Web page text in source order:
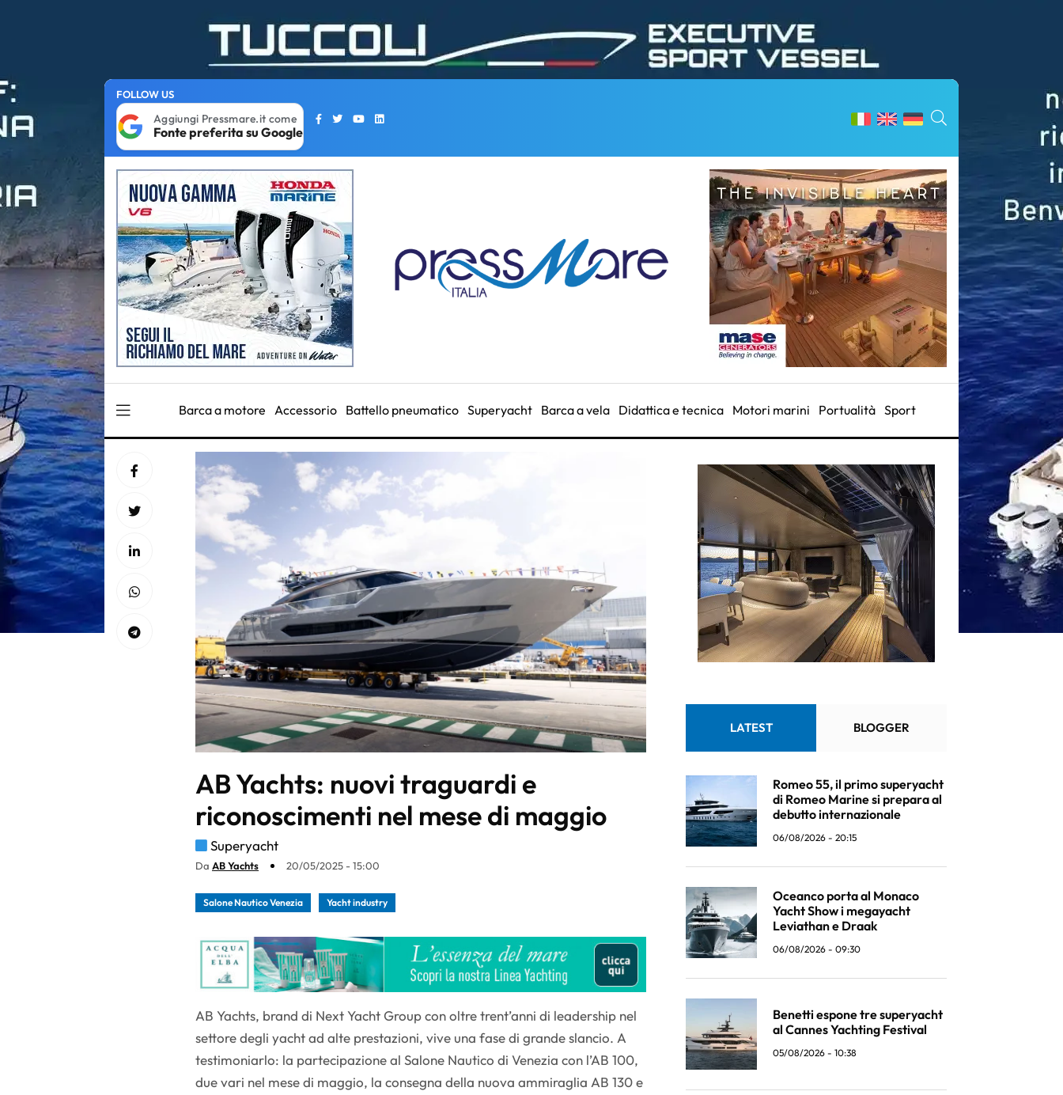
FOLLOW US
Aggiungi Pressmare.it come
Fonte preferita su Google
Barca a motore Accessorio Battello pneumatico Superyacht Barca a vela Didattica e tecnica Motori marini Portualità Sport
AB Yachts: nuovi traguardi e
riconoscimenti nel mese di maggio
Superyacht
Da AB Yachts 20/05/2025 - 15:00
Salone Nautico Venezia Yacht industry
AB Yachts, brand di Next Yacht Group con oltre trent’anni di leadership nel
settore degli yacht ad alte prestazioni, vive una fase di grande slancio. A
testimoniarlo: la partecipazione al Salone Nautico di Venezia con l’AB 100,
due vari nel mese di maggio, la consegna della nuova ammiraglia AB 130 e
LATEST BLOGGER
Romeo 55, il primo superyacht
di Romeo Marine si prepara al
debutto internazionale
06/08/2026 - 20:15
Oceanco porta al Monaco
Yacht Show i megayacht
Leviathan e Draak
06/08/2026 - 09:30
Benetti espone tre superyacht
al Cannes Yachting Festival
05/08/2026 - 10:38